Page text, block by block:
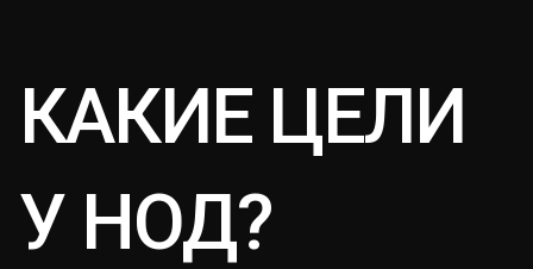
КАКИЕ ЦЕЛИ
У НОД?